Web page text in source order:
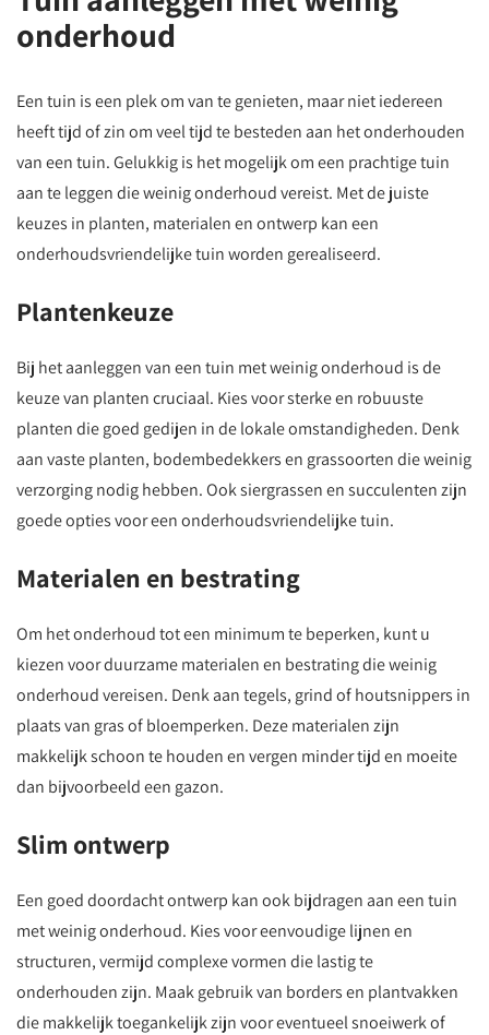
onderhoud
Een tuin is een plek om van te genieten, maar niet iedereen
heeft tijd of zin om veel tijd te besteden aan het onderhouden
van een tuin. Gelukkig is het mogelijk om een prachtige tuin
aan te leggen die weinig onderhoud vereist. Met de juiste
keuzes in planten, materialen en ontwerp kan een
onderhoudsvriendelijke tuin worden gerealiseerd.
Plantenkeuze
Bij het aanleggen van een tuin met weinig onderhoud is de
keuze van planten cruciaal. Kies voor sterke en robuuste
planten die goed gedijen in de lokale omstandigheden. Denk
aan vaste planten, bodembedekkers en grassoorten die weinig
verzorging nodig hebben. Ook siergrassen en succulenten zijn
goede opties voor een onderhoudsvriendelijke tuin.
Materialen en bestrating
Om het onderhoud tot een minimum te beperken, kunt u
kiezen voor duurzame materialen en bestrating die weinig
onderhoud vereisen. Denk aan tegels, grind of houtsnippers in
plaats van gras of bloemperken. Deze materialen zijn
makkelijk schoon te houden en vergen minder tijd en moeite
dan bijvoorbeeld een gazon.
Slim ontwerp
Een goed doordacht ontwerp kan ook bijdragen aan een tuin
met weinig onderhoud. Kies voor eenvoudige lijnen en
structuren, vermijd complexe vormen die lastig te
onderhouden zijn. Maak gebruik van borders en plantvakken
die makkelijk toegankelijk zijn voor eventueel snoeiwerk of